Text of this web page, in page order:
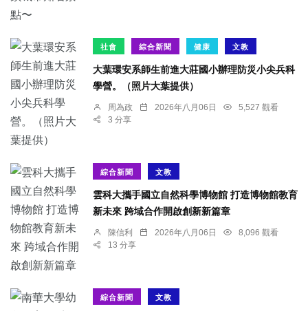
社會 綜合新聞 健康 文教
大葉環安系師生前進大莊國小辦理防災小尖兵科
學營。（照片大葉提供）
周為政 2026年八月06日
5,527 觀看
3 分享
綜合新聞 文教
雲科大攜手國立自然科學博物館 打造博物館教育
新未來 跨域合作開啟創新新篇章
陳信利 2026年八月06日
8,096 觀看
13 分享
綜合新聞 文教